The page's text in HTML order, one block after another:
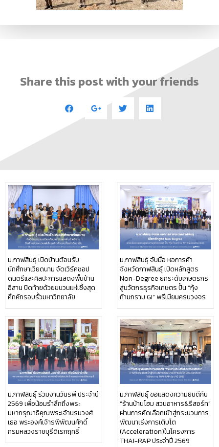
Share this post with your friends
ม.กาฬสินธุ์ เปิดบ้านต้อนรับ
นักศึกษาเวียดนาม จัดเวิร์คชอป
ดนตรีและศิลปะการแสดงพื้นบ้าน
อีสาน ปิดท้ายด้วยขบวนแห่เซิ้งสุด
คึกคักรอบรั้วมหาวิทยาลัย
ม.กาฬสินธุ์ จับมือ หอการค้า
จังหวัดกาฬสินธุ์ เปิดหลักสูตร
Non-Degree ยกระดับเกษตรกร
สู่นวัตกรธุรกิจเกษตร ปั้น “กุ้ง
ก้ามกราม GI” พรีเมียมครบวงจร
ม.กาฬสินธุ์ ร่วมงานวันรพี ประจำปี
2569 เพื่อน้อมรำลึกถึงพระ
มหากรุณาธิคุณพระเจ้าบรมวงศ์
เธอ พระองค์เจ้ารพีพัฒนศักดิ์
กรมหลวงราชบุรีดิเรกฤทธิ์
ม.กาฬสินธุ์ ขอแสดงความยินดีกับ
“ร้านบ้านโฮม สวนอาหาร&รีสอร์ท”
ผ่านการคัดเลือกเข้าสู่กระบวนการ
พัฒนาเร่งการเติบโต
(Acceleration)ในโครงการ
THAI-RAP ประจำปี 2569